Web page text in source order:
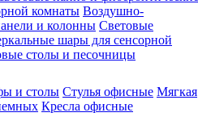
комнаты Воздушно-
и колонны Световые
шары для сенсорной
столы и песочницы
и столы Стулья офисные Мягкая
Кресла офисные